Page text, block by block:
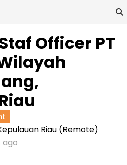
Officer PT
Riau (Remote)
ago